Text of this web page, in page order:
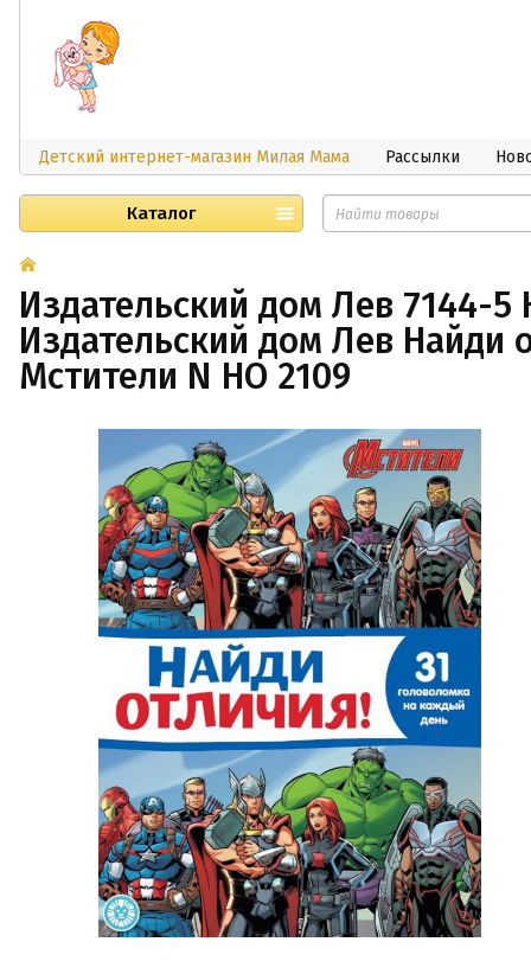
Детский интернет-магазин Милая Мама Рассылки
Каталог
Издательский дом Лев 7144-5
Издательский дом Лев Найди
Мстители N НО 2109